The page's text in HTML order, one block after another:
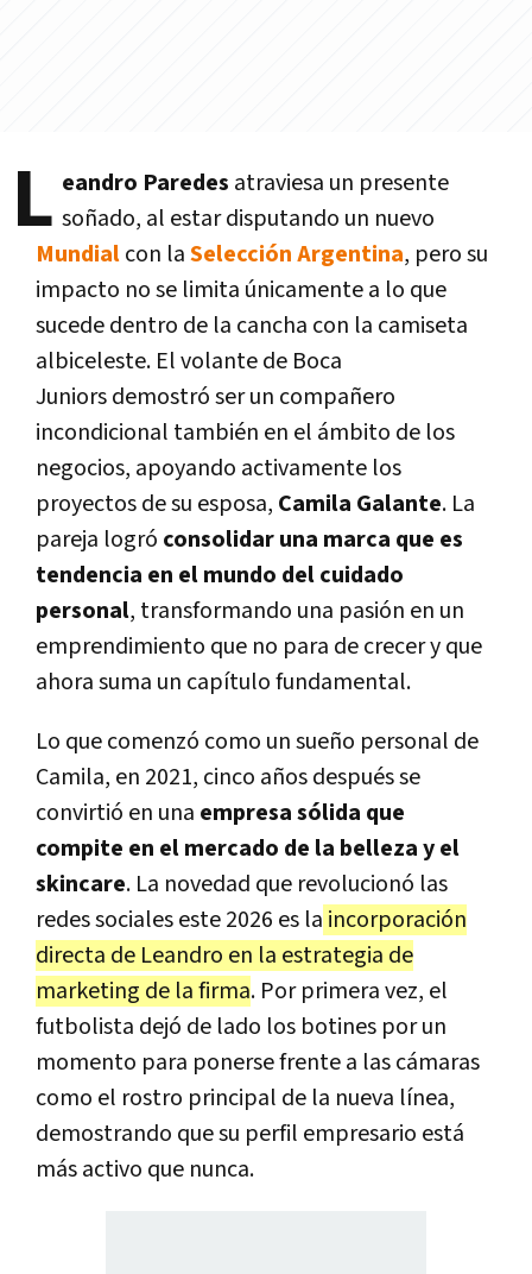
L eandro Paredes atraviesa un presente
soñado, al estar disputando un nuevo
Mundialcon laSelección Argentina, pero su
impacto no se limita únicamente a lo que
sucede dentro de la cancha con la camiseta
albiceleste. El volante de Boca
Juniors demostró ser un compañero
incondicional también en el ámbito de los
negocios, apoyando activamente los
proyectos de su esposa, Camila Galante. La
pareja logró consolidar una marca que es
tendencia en el mundo del cuidado
personal, transformando una pasión en un
emprendimiento que no para de crecer y que
ahora suma un capítulo fundamental.
Lo que comenzó como un sueño personal de
Camila, en 2021, cinco años después se
convirtió en una empresa sólida que
compite en el mercado de la belleza y el
skincare. La novedad que revolucionó las
redes sociales este 2026 es la incorporación
directa de Leandro en la estrategia de
marketing de la firma. Por primera vez, el
futbolista dejó de lado los botines por un
momento para ponerse frente a las cámaras
como el rostro principal de la nueva línea,
demostrando que su perfil empresario está
más activo que nunca.